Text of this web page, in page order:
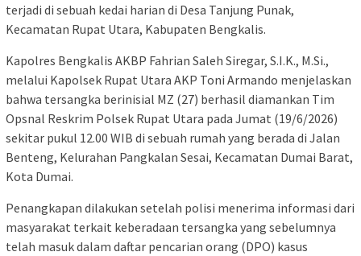
terjadi di sebuah kedai harian di Desa Tanjung Punak,
Kecamatan Rupat Utara, Kabupaten Bengkalis.
Kapolres Bengkalis AKBP Fahrian Saleh Siregar, S.I.K., M.Si.,
melalui Kapolsek Rupat Utara AKP Toni Armando menjelaskan
bahwa tersangka berinisial MZ (27) berhasil diamankan Tim
Opsnal Reskrim Polsek Rupat Utara pada Jumat (19/6/2026)
sekitar pukul 12.00 WIB di sebuah rumah yang berada di Jalan
Benteng, Kelurahan Pangkalan Sesai, Kecamatan Dumai Barat,
Kota Dumai.
Penangkapan dilakukan setelah polisi menerima informasi dari
masyarakat terkait keberadaan tersangka yang sebelumnya
telah masuk dalam daftar pencarian orang (DPO) kasus